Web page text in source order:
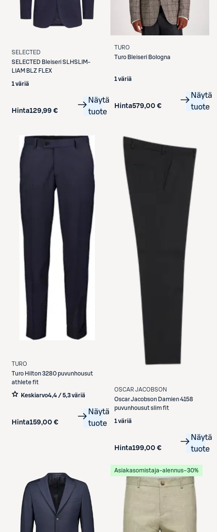
SELECTED
SELECTED Bleiseri SLHSLIM-
LIAM BLZ FLEX
1 väriä
Hinta129,99 €
Näytä
tuote
TURO
Turo Bleiseri Bologna
1 väriä
Hinta579,00 €
Näytä
tuote
TURO
Turo Hilton 3280 puvunhousut
athlete fit
Keskiarvo4,4 / 5,3 väriä
Hinta159,00 €
Näytä
tuote
OSCAR JACOBSON
Oscar Jacobson Damien 4158
puvunhousut slim fit
1 väriä
Hinta199,00 €
Näytä
tuote
Asiakasomistaja-alennus−30%